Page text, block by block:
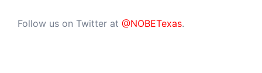
Follow us on Twitter at @NOBETexas.